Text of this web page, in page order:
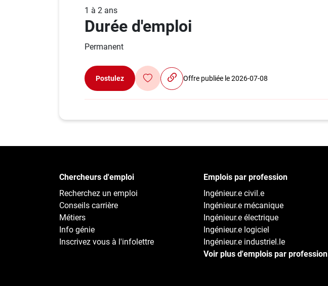
1 à 2 ans
Durée d'emploi
Permanent
Postulez Offre publiée le 2026-07-08
Chercheurs d'emploi
Recherchez un emploi
Conseils carrière
Métiers
Info génie
Inscrivez vous à l'infolettre
Emplois par profession
Ingénieur.e civil.e
Ingénieur.e mécanique
Ingénieur.e électrique
Ingénieur.e logiciel
Ingénieur.e industriel.le
Voir plus d'emplois par profession